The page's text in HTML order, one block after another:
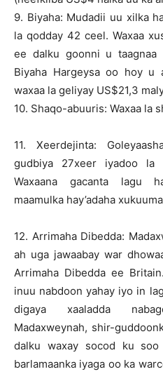
9. Biyaha: Mudadii uu xilka
la qodday 42 ceel. Waxaa
ee dalku goonni u
Biyaha Hargeysa oo hoy u
waxaa la geliyay US$21,3
10. Shaqo-abuuris: Waxaa la
11. Xeerdejinta:
gudbiya 27xeer iyadoo la
Waxaana gacanta lagu
maamulka hay’adaha
12. Arrimaha Dibedda:
ah uga jawaabay war
Arrimaha Dibedda ee
inuu nabdoon yahay iyo in
digaya xaaladda
Madaxweynah, shir-
dalku waxay socod ku soo
barlamaanka iyaga oo ka